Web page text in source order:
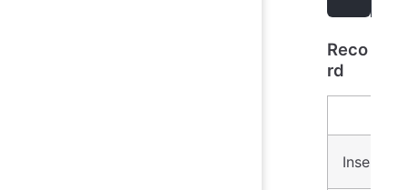
Reco
rd